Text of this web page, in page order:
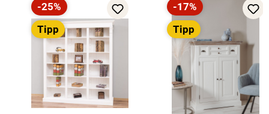
Rabatt
-25%
Tipp
Rabatt
-17%
Tipp